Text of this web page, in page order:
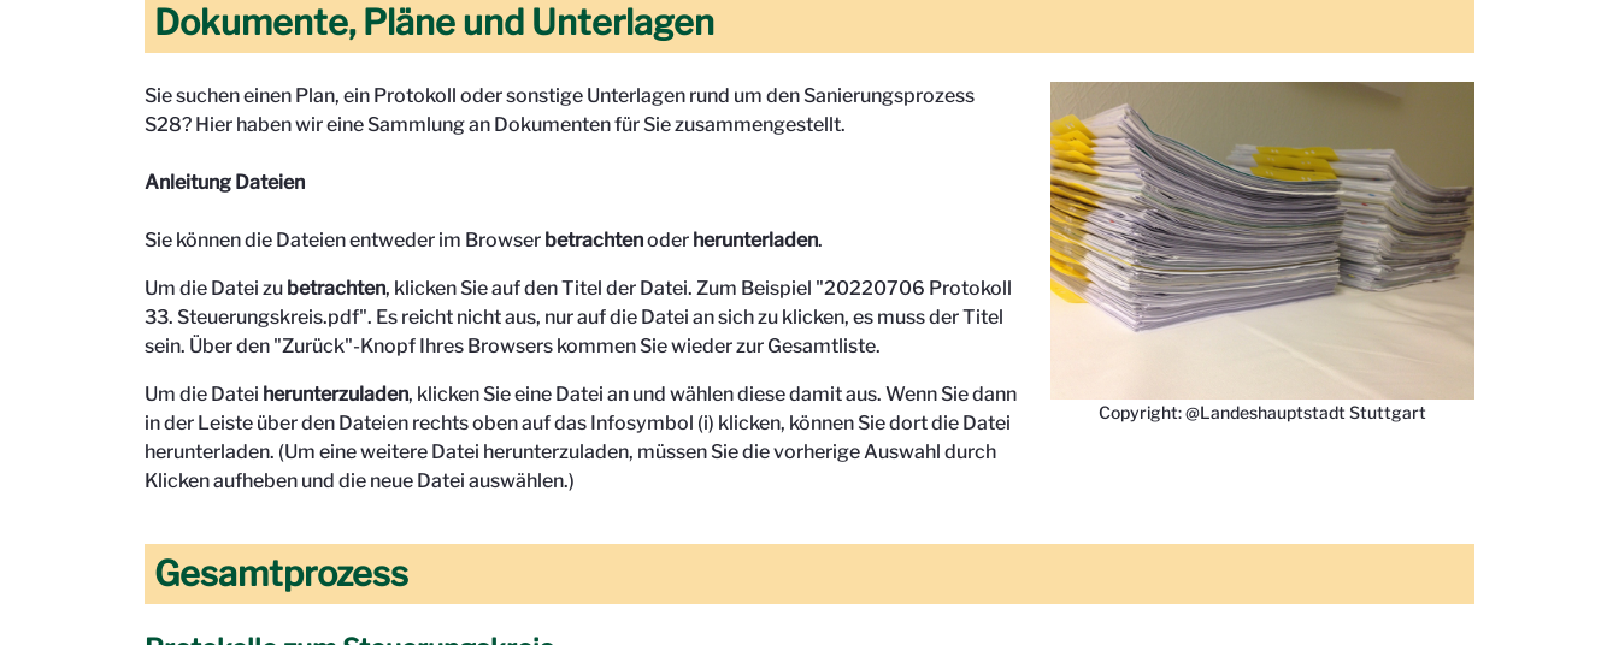
Dokumente, Pläne und Unterlagen
Sie suchen einen Plan, ein Protokoll oder sonstige Unterlagen rund um den Sanierungsprozess
S28? Hier haben wir eine Sammlung an Dokumenten für Sie zusammengestellt.
Anleitung Dateien
Sie können die Dateien entweder im Browser betrachtenoder herunterladen.
Um die Datei zu betrachten, klicken Sie auf den Titel der Datei. Zum Beispiel "20220706 Protokoll
33. Steuerungskreis.pdf". Es reicht nicht aus, nur auf die Datei an sich zu klicken, es muss der Titel
sein. Über den "Zurück"-Knopf Ihres Browsers kommen Sie wieder zur Gesamtliste.
Um die Datei herunterzuladen, klicken Sie eine Datei an und wählen diese damit aus. Wenn Sie dann
in der Leiste über den Dateien rechts oben auf das Infosymbol (i) klicken, können Sie dort die Datei
herunterladen. (Um eine weitere Datei herunterzuladen, müssen Sie die vorherige Auswahl durch
Klicken aufheben und die neue Datei auswählen.)
Copyright: @Landeshauptstadt Stuttgart
Gesamtprozess